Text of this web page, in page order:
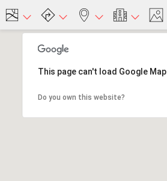
This page can't load Google
Do you own this website?